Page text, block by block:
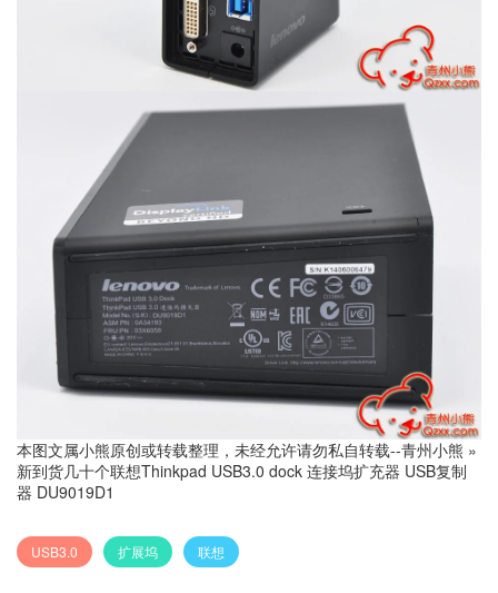
本图文属小熊原创或转载整理，未经允许请勿私自转载--青州小熊 »
新到货几十个联想Thinkpad USB3.0 dock 连接坞扩充器 USB复制
器 DU9019D1
USB3.0 扩展坞 联想